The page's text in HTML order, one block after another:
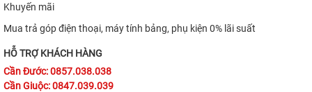
iPhone 12
iPhone 11 Pro Max
iPhone 11 Pro
Khuyến mãi
Mua trả góp điện thoại, máy tính bảng, phụ kiện 0% lãi suất
HỖ TRỢ KHÁCH HÀNG
Cần Đước: 0857.038.038
Cần Giuộc: 0847.039.039